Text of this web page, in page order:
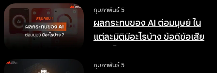
กุมภาพันธ์ 5
ผลกระทบของ AI ต่อมนุษย์ ใน
แต่ละมิติมีอะไรบ้าง ข้อดีข้อเสีย
กุมภาพันธ์ 5